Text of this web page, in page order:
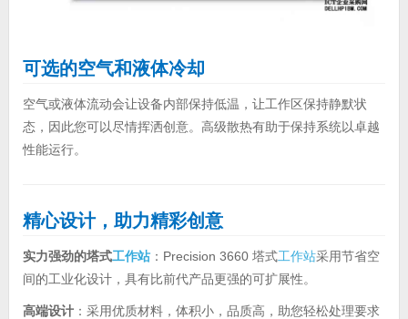
可选的空气和液体冷却
空气或液体流动会让设备内部保持低温，让工作区保持静默状
态，因此您可以尽情挥洒创意。高级散热有助于保持系统以卓越
性能运行。
精心设计，助力精彩创意
实力强劲的塔式工作站：Precision 3660 塔式工作站采用节省空
间的工业化设计，具有比前代产品更强的可扩展性。
高端设计：采用优质材料，体积小，品质高，助您轻松处理要求